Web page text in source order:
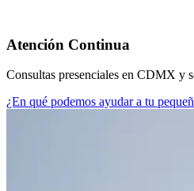
Atención Continua
Consultas presenciales en CDMX y
¿En qué podemos ayudar a tu